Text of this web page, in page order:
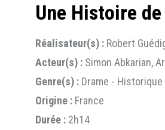
Une Histoire de
Réalisateur(s) : Robert
Acteur(s) : Simon Abkarian,
Genre(s) : Drame - Historique
Origine : France
Durée : 2h14